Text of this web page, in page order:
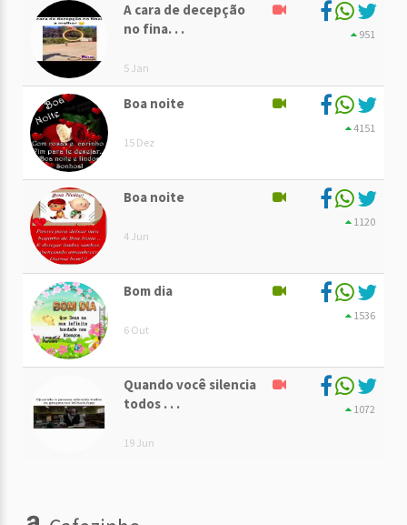
A cara de decepção
no fina. . .
5 Jan
951
Boa noite
15 Dez
4151
Boa noite
4 Jun
1120
Bom dia
6 Out
1536
Quando você silencia
todos . . .
19 Jun
1072